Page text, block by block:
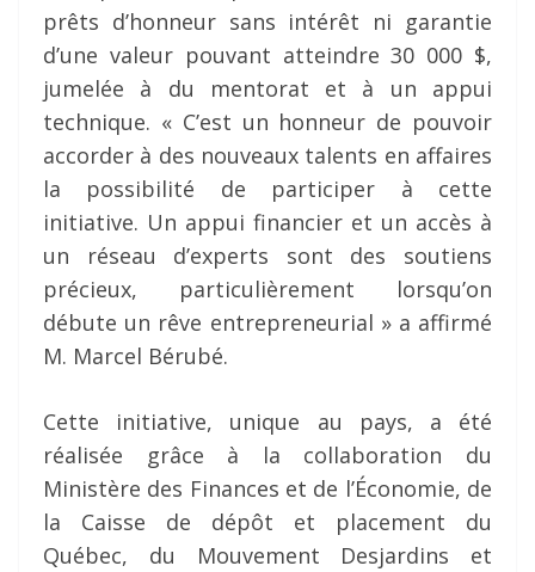
prêts d’honneur sans intérêt ni garantie
d’une valeur pouvant atteindre 30 000 $,
jumelée à du mentorat et à un appui
technique. « C’est un honneur de pouvoir
accorder à des nouveaux talents en affaires
la possibilité de participer à cette
initiative. Un appui financier et un accès à
un réseau d’experts sont des soutiens
précieux, particulièrement lorsqu’on
débute un rêve entrepreneurial » a affirmé
M. Marcel Bérubé.
Cette initiative, unique au pays, a été
réalisée grâce à la collaboration du
Ministère des Finances et de l’Économie, de
la Caisse de dépôt et placement du
Québec, du Mouvement Desjardins et